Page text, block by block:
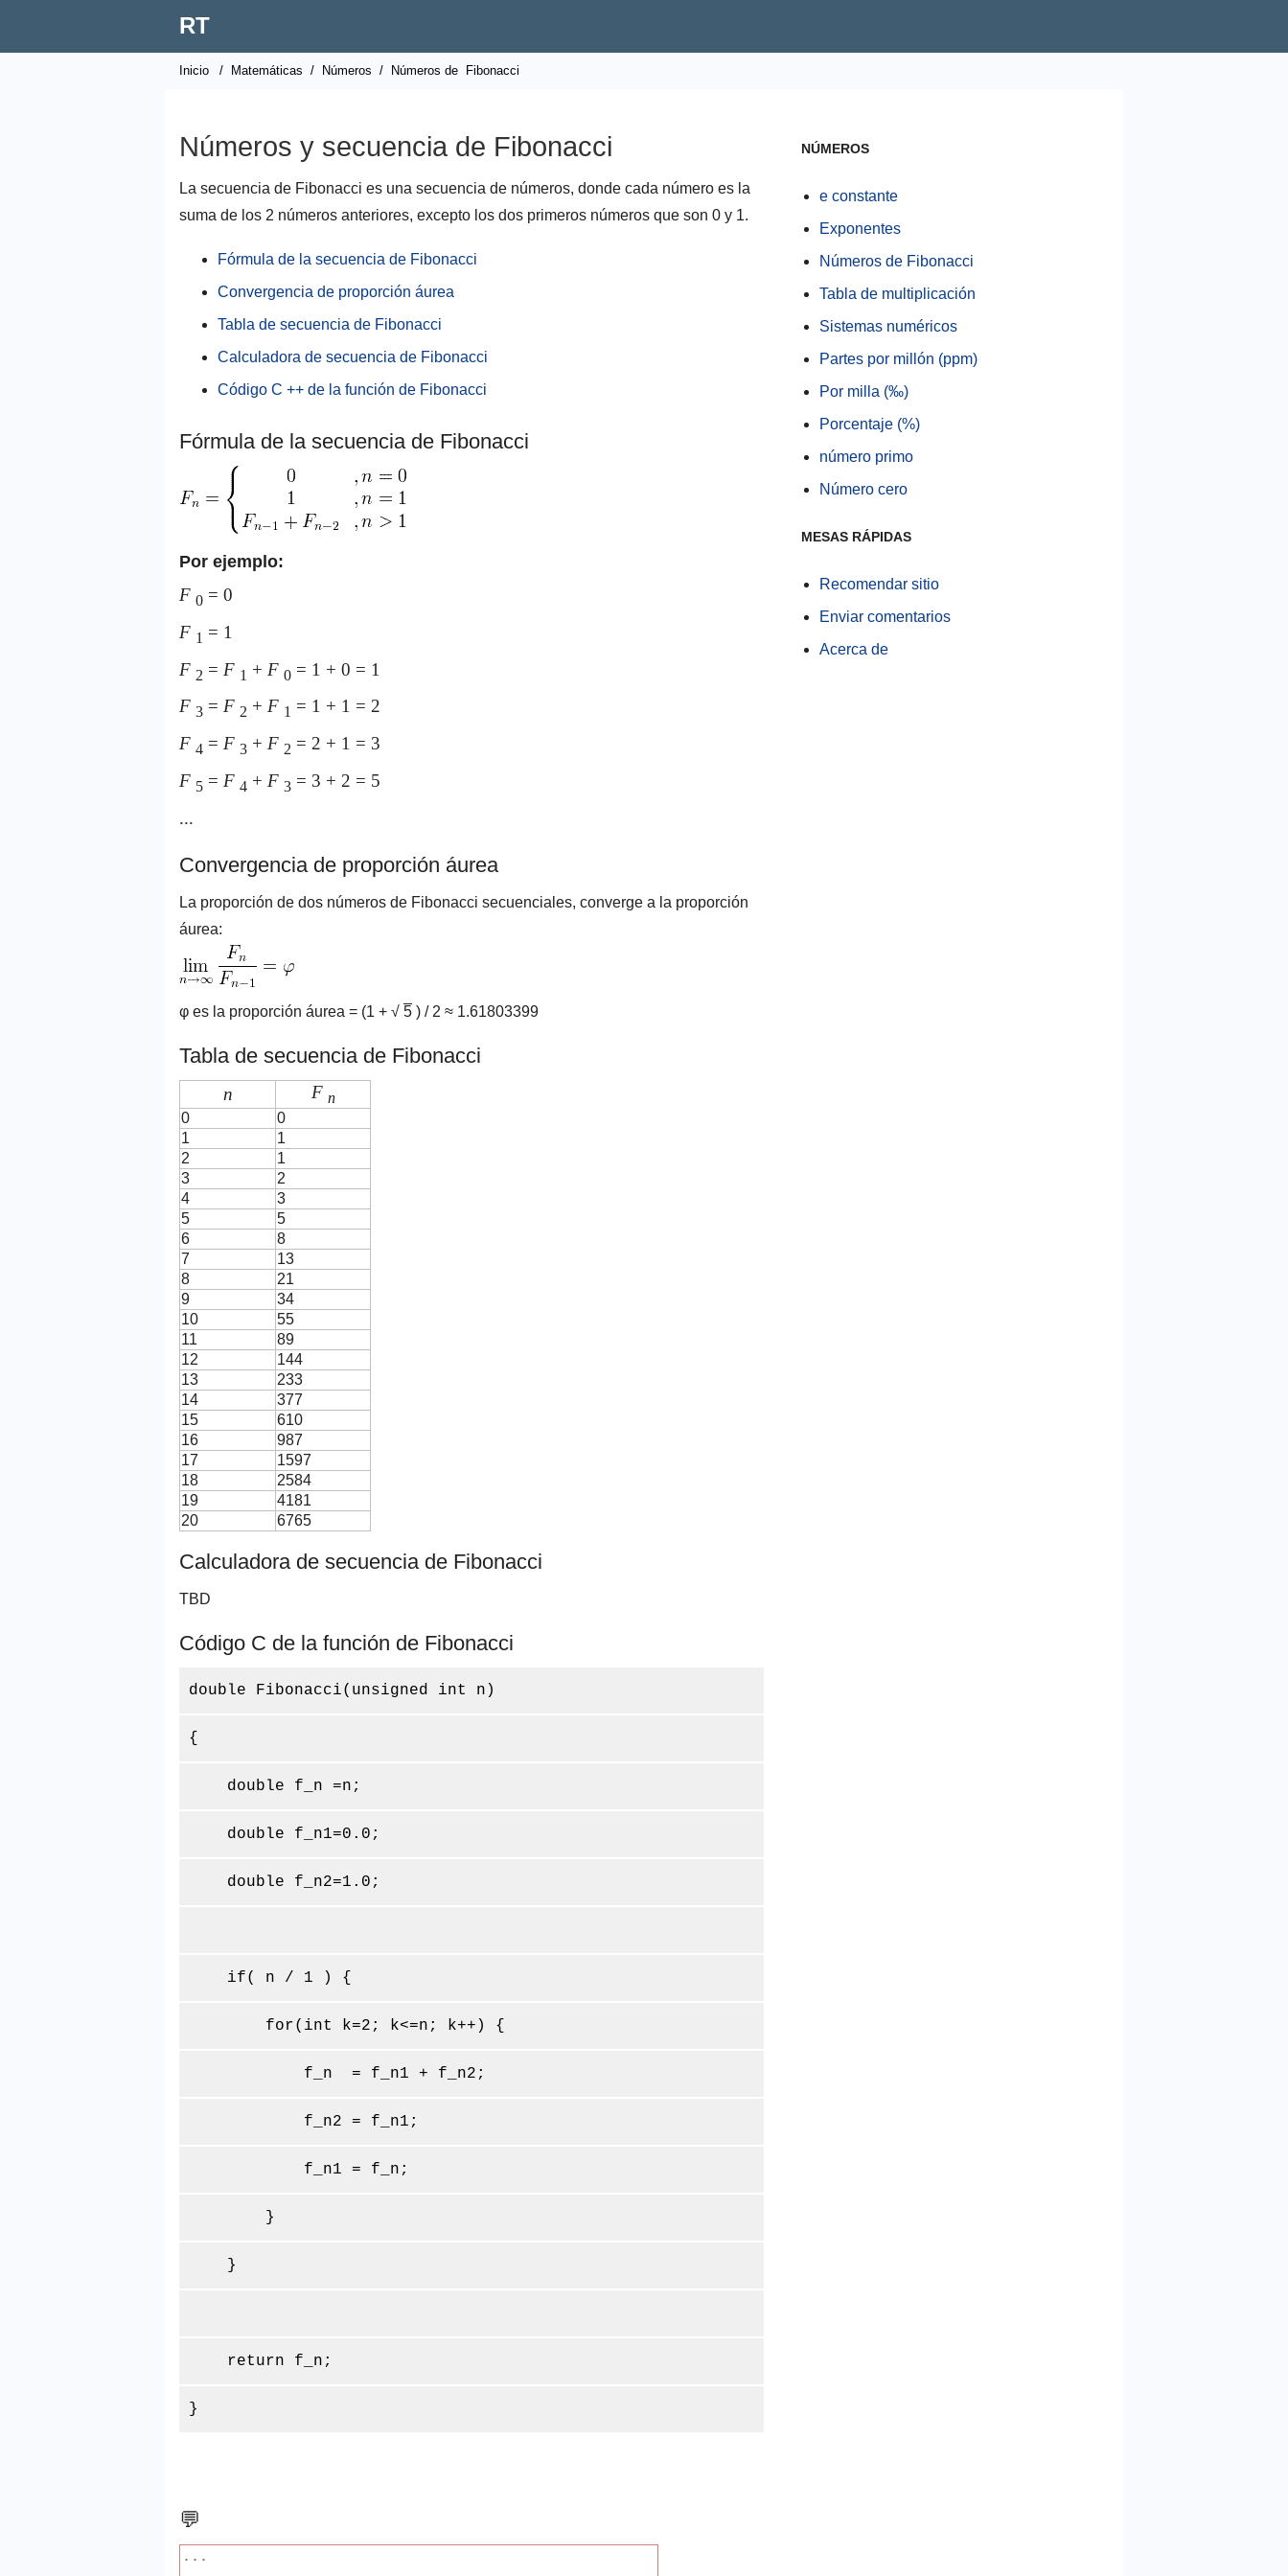
RT
Inicio / Matemáticas / Números / Números de Fibonacci
Números y secuencia de Fibonacci
La secuencia de Fibonacci es una secuencia de números, donde cada número es la
suma de los 2 números anteriores, excepto los dos primeros números que son 0 y 1.
Fórmula de la secuencia de Fibonacci
Convergencia de proporción áurea
Tabla de secuencia de Fibonacci
Calculadora de secuencia de Fibonacci
Código C ++ de la función de Fibonacci
Fórmula de la secuencia de Fibonacci
Por ejemplo:
F 0 = 0
F 1 = 1
F 2 = F 1 + F 0 = 1 + 0 = 1
F 3 = F 2 + F 1 = 1 + 1 = 2
F 4 = F 3 + F 2 = 2 + 1 = 3
F 5 = F 4 + F 3 = 3 + 2 = 5
...
Convergencia de proporción áurea
La proporción de dos números de Fibonacci secuenciales, converge a la proporción
áurea:
φ es la proporción áurea = (1 + √ 5 ) / 2 ≈ 1.61803399
Tabla de secuencia de Fibonacci
n F n
0
0
1
1
2
1
3
2
4
3
5
5
6
8
7
13
8
21
9
34
10
55
11
89
12
144
13
233
14
377
15
610
16
987
17
1597
18
2584
19
4181
20
6765
Calculadora de secuencia de Fibonacci
TBD
Código C de la función de Fibonacci
double Fibonacci(unsigned int n)
{
double f_n =n;
double f_n1=0.0;
double f_n2=1.0;
if( n / 1 ) {
for(int k=2; k<=n; k++) {
f_n = f_n1 + f_n2;
f_n2 = f_n1;
f_n1 = f_n;
}
}
return f_n;
}
💬
NÚMEROS
e constante
Exponentes
Números de Fibonacci
Tabla de multiplicación
Sistemas numéricos
Partes por millón (ppm)
Por milla (‰)
Porcentaje (%)
número primo
Número cero
MESAS RÁPIDAS
Recomendar sitio
Enviar comentarios
Acerca de